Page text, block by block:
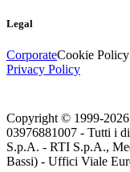
Legal
CorporateCookie Policy
Privacy Policy
Copyright © 1999-2026
03976881007 - Tutti i
S.p.A. - RTI S.p.A.,
Bassi) - Uffici Viale